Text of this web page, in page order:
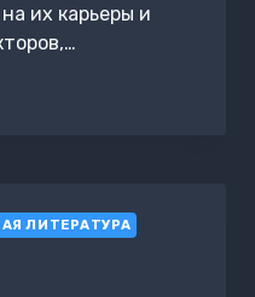
их карьеры и
ЛИТЕРАТУРА